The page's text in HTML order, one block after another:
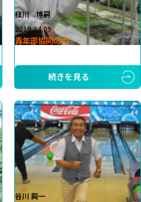
枝川 博嗣
2019.04.09
青年部協同の力
続きを見る
谷川 興一